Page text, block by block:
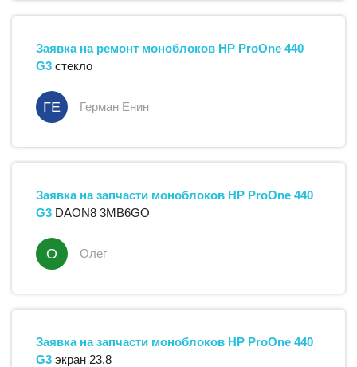
Заявка на ремонт моноблоков HP ProOne 440
G3 стекло
ГЕ Герман Енин
Заявка на запчасти моноблоков HP ProOne 440
G3 DAON8 3MB6GO
О Олег
Заявка на запчасти моноблоков HP ProOne 440
G3 экран 23.8